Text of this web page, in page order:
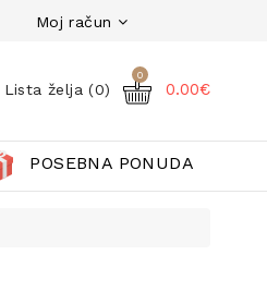
Moj račun
Lista želja (0)
0
0.00€
POSEBNA PONUDA